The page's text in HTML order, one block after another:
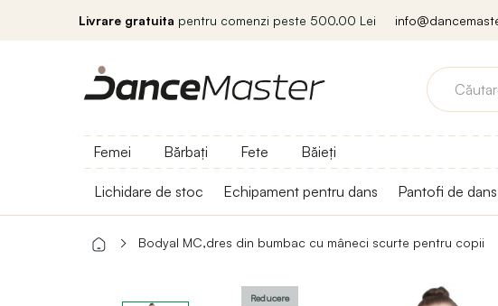
Livrare gratuita pentru comenzi peste 500.00 Lei
Femei Bărbați Fete Băieți
Lichidare de stoc Echipament pentru dans Pantofi de dans
Bodyal MC,dres din bumbac cu mâneci scurte pentru copii
Reducere